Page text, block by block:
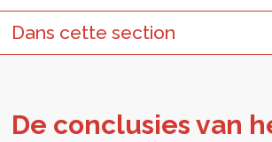
Dans cette section
De con­clu­sies van